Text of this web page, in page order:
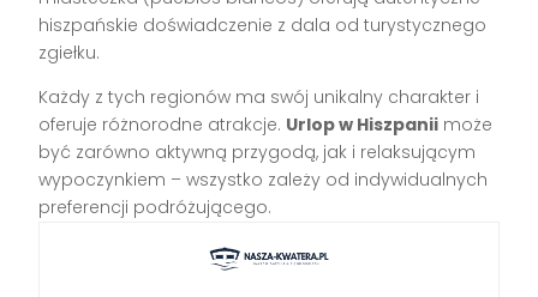
hiszpańskie doświadczenie z dala od turystycznego
zgiełku.
Każdy z tych regionów ma swój unikalny charakter i
oferuje różnorodne atrakcje. Urlop w Hiszpanii może
być zarówno aktywną przygodą, jak i relaksującym
wypoczynkiem – wszystko zależy od indywidualnych
preferencji podróżującego.